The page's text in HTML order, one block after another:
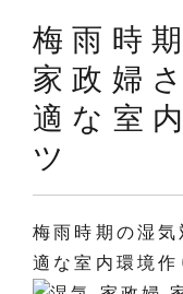
梅雨時
家政婦
適な室
ツ
梅雨時期の湿
適な室内環境作